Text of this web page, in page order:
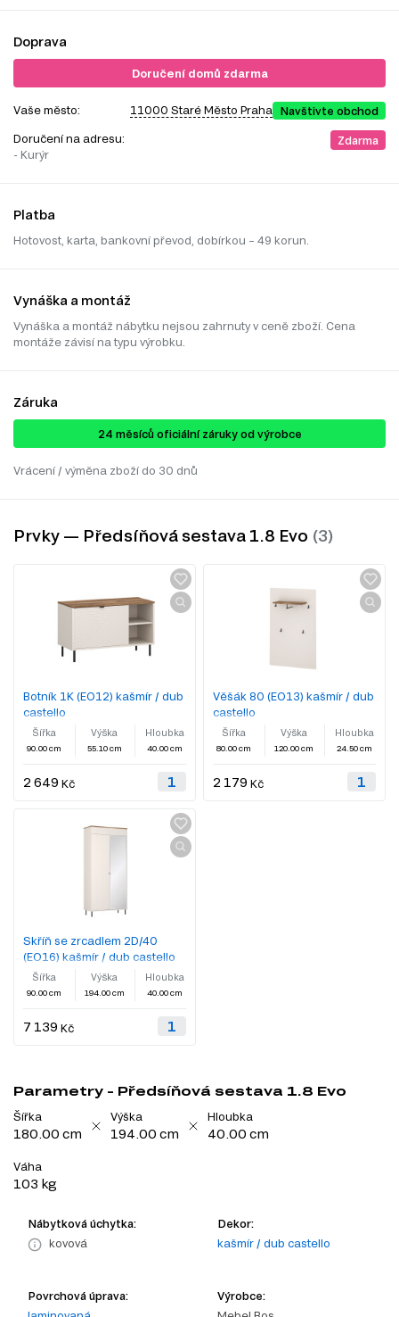
Doprava
Doručení domů zdarma
Vaše město: 11000 Staré Město Praha Navštivte obchod
Doručení na adresu:
- Kurýr
Zdarma
Platba
Hotovost, karta, bankovní převod, dobírkou – 49 korun.
Vynáška a montáž
Vynáška a montáž nábytku nejsou zahrnuty v ceně zboží. Cena
montáže závisí na typu výrobku.
Záruka
24 ​​​​měsíců oficiální záruky od výrobce
Vrácení / výměna zboží do 30 dnů
Prvky — Předsíňová sestava 1.8 Evo
Botník 1K (EO12) kašmír / dub
castello
Šířka
90.00 cm
Výška
55.10 cm
Hloubka
40.00 cm
2 649 Kč
Věšák 80 (EO13) kašmír / dub
castello
Šířka
80.00 cm
Výška
120.00 cm
Hloubka
24.50 cm
2 179 Kč
Skříň se zrcadlem 2D/40
(EO16) kašmír / dub castello
Šířka
90.00 cm
Výška
194.00 cm
Hloubka
40.00 cm
7 139 Kč
Parametry - Předsíňová sestava 1.8 Evo
Šířka
180.00 cm
Výška
194.00 cm
Hloubka
40.00 cm
Váha
103 kg
Nábytková úchytka:
kovová
Dekor:
kašmír / dub castello
Povrchová úprava:
Výrobce: